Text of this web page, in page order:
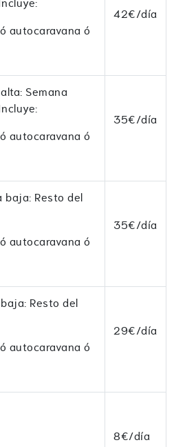
autocaravana ó
42€/día
Semana
autocaravana ó
35€/día
baja: Resto del
autocaravana ó
35€/día
Resto del
autocaravana ó
29€/día
8€/día